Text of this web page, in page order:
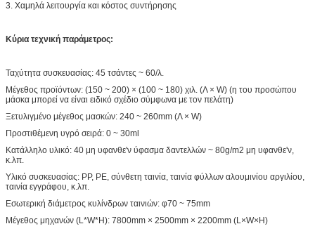
3. Χαμηλά λειτουργία και κόστος συντήρησης
Κύρια τεχνική παράμετρος:
Ταχύτητα συσκευασίας: 45 τσάντες ~ 60/λ.
Μέγεθος προϊόντων: (150 ~ 200) × (100 ~ 180) χιλ. (Λ × W) (η του προσώπου
μάσκα μπορεί να είναι ειδικό σχέδιο σύμφωνα με τον πελάτη)
Ξετυλιγμένο μέγεθος μασκών: 240 ~ 260mm (Λ × W)
Προστιθέμενη υγρό σειρά: 0 ~ 30ml
Κατάλληλο υλικό: 40 μη υφανθε'ν ύφασμα δαντελλών ~ 80g/m2 μη υφανθε'ν,
κ.λπ.
Υλικό συσκευασίας: PP, PE, σύνθετη ταινία, ταινία φύλλων αλουμινίου αργιλίου,
ταινία εγγράφου, κ.λπ.
Εσωτερική διάμετρος κυλίνδρων ταινιών: φ70 ~ 75mm
Μέγεθος μηχανών (L*W*H): 7800mm × 2500mm × 2200mm (L×W×H)